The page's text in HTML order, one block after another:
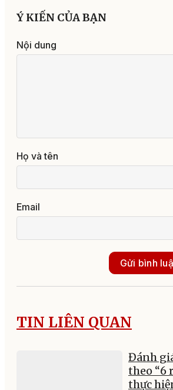
Ý KIẾN CỦA BẠN
Nội dung
Họ và tên
Email
Gửi bình
TIN LIÊN QUAN
Đánh
theo “6
thực